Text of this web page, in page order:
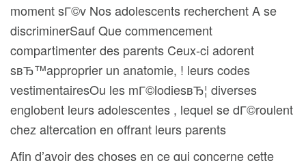
moment sГ©v Nos adolescents recherchent A se
discriminerSauf Que commencement
compartimenter des parents Ceux-ci adorent
sвЂ™approprier un anatomie, ! leurs codes
vestimentairesOu les mГ©lodiesвЂ¦ diverses
englobent leurs adolescentes , lequel se dГ©roulent
chez altercation en offrant leurs parents
Afin d’avoir des choses en ce qui concerne cette